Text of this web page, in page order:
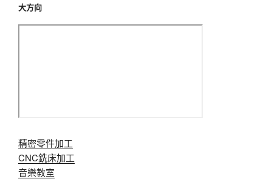
大方向
精密零件加工
CNC銑床加工
音樂教室